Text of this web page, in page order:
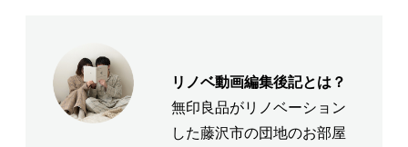
リノベ動画編集後記とは？
無印良品がリノベーション
した藤沢市の団地のお部屋